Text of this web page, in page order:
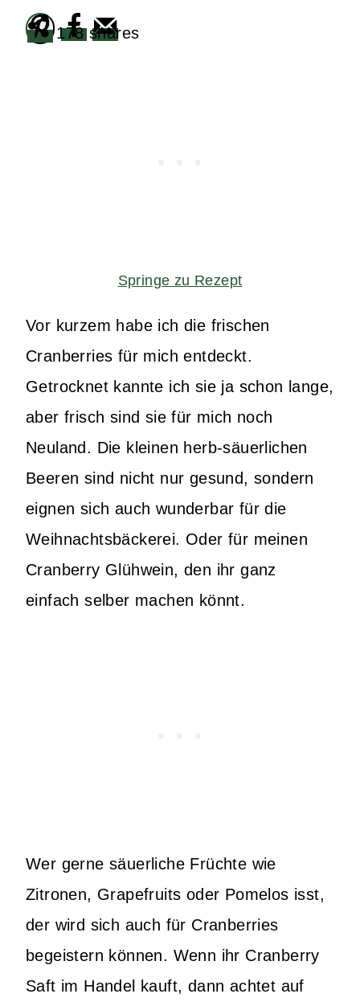
178 shares
Springe zu Rezept
Vor kurzem habe ich die frischen
Cranberries für mich entdeckt.
Getrocknet kannte ich sie ja schon lange,
aber frisch sind sie für mich noch
Neuland. Die kleinen herb-säuerlichen
Beeren sind nicht nur gesund, sondern
eignen sich auch wunderbar für die
Weihnachtsbäckerei. Oder für meinen
Cranberry Glühwein, den ihr ganz
einfach selber machen könnt.
Wer gerne säuerliche Früchte wie
Zitronen, Grapefruits oder Pomelos isst,
der wird sich auch für Cranberries
begeistern können. Wenn ihr Cranberry
Saft im Handel kauft, dann achtet auf